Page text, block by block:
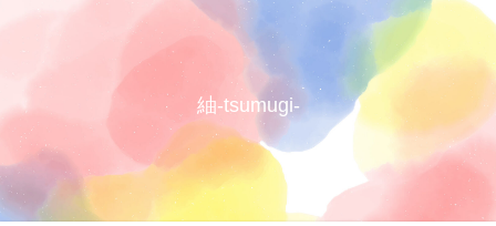
紬-tsumugi-